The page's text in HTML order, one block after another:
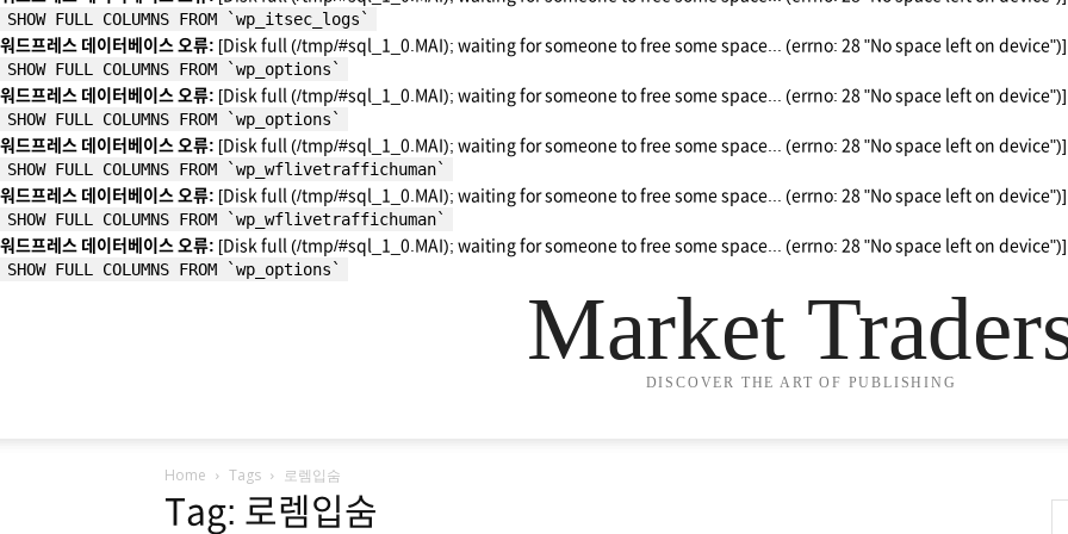
SHOW FULL COLUMNS FROM `wp_itsec_logs`
워드프레스 데이터베이스 오류: [Disk full (/tmp/#sql_1_0.MAI); waiting for someone to free some space... (errno: 28 "No space left on device")]
SHOW FULL COLUMNS FROM `wp_options`
워드프레스 데이터베이스 오류: [Disk full (/tmp/#sql_1_0.MAI); waiting for someone to free some space... (errno: 28 "No space left on device")]
SHOW FULL COLUMNS FROM `wp_options`
워드프레스 데이터베이스 오류: [Disk full (/tmp/#sql_1_0.MAI); waiting for someone to free some space... (errno: 28 "No space left on device")]
SHOW FULL COLUMNS FROM `wp_wflivetraffichuman`
워드프레스 데이터베이스 오류: [Disk full (/tmp/#sql_1_0.MAI); waiting for someone to free some space... (errno: 28 "No space left on device")]
SHOW FULL COLUMNS FROM `wp_wflivetraffichuman`
워드프레스 데이터베이스 오류: [Disk full (/tmp/#sql_1_0.MAI); waiting for someone to free some space... (errno: 28 "No space left on device")]
SHOW FULL COLUMNS FROM `wp_options`
Market
DISCOVER THE ART OF PUBLISHING
Home Tags 로렘입숨
Tag: 로렘입숨